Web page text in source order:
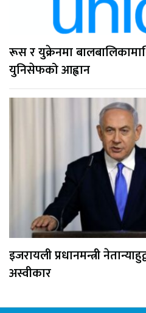
रूस र युक्रेनमा
युनिसेफको आह्वान
इजरायली प्रधानमन्त्री
अस्वीकार